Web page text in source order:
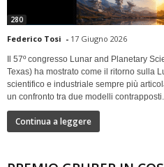
280
Federico Tosi - 17 Giugno 2026
Il 57º congresso Lunar and Planetary
Texas) ha mostrato come il ritorno sulla
scientifico e industriale sempre più
un confronto tra due modelli contrapposti.
Continua a leggere